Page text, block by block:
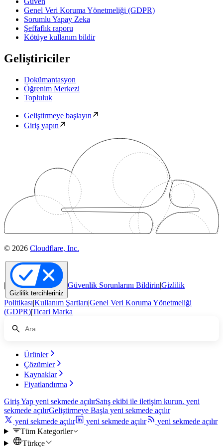
Genel Veri Koruma Yönetmeliği (GDPR)
Sorumlu Yapay Zeka
Şeffaflık raporu
Kötüye kullanım bildir
Geliştiriciler
Dokümantasyon
Öğrenim Merkezi
Topluluk
Geliştirmeye başlayın
Giriş yapın
© 2026 Cloudflare, Inc.
|
Gizlilik tercihleriniz
Güvenlik Sorunlarını Bildirin|Gizlilik
Politikası|Kullanım Şartları|Genel Veri Koruma Yönetmeliği
(GDPR)|Ticari Marka
Ürünler
Çözümler
Kaynaklar
Fiyatlandırma
Giriş Yap yeni sekmede açılırSatış ekibi ile iletişim kurun. yeni
sekmede açılırGeliştirmeye Başla yeni sekmede açılır
yeni sekmede açılır
yeni sekmede açılır
yeni sekmede açılır
Tüm Kategoriler
Türkçe